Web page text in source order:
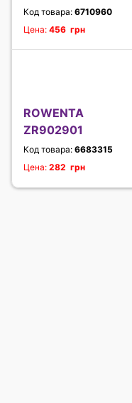
Код товара: 6710960
Цена: 456 грн
ROWENTA
ZR902901
Код товара: 6683315
Цена: 282 грн